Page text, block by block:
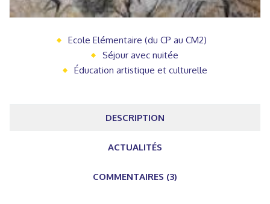
Ecole Elémentaire (du CP au CM2)
Séjour avec nuitée
Éducation artistique et culturelle
DESCRIPTION
ACTUALITÉS
COMMENTAIRES (3)